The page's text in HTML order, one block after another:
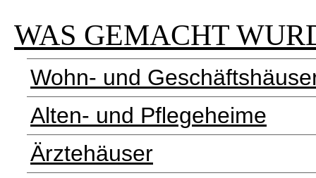
WAS GEMACHT
Wohn- und
Alten- und Pflegeheime
Ärztehäuser